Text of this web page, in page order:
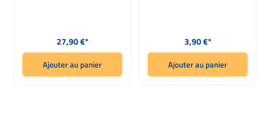
Prix régulier :
27,90 €*
Ajouter au panier
Prix régulier :
3,90 €*
Ajouter au panier